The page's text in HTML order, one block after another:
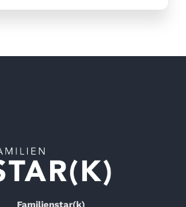
Familienstar(k)